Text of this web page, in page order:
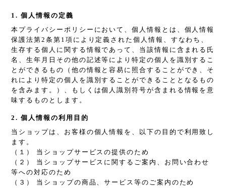
1. 個人情報の定義
本プライバシーポリシーにおいて、個人情報とは、個人情報
保護法第2条第1項により定義された個人情報、すなわち、
生存する個人に関する情報であって、当該情報に含まれる氏
名、生年月日その他の記述等により特定の個人を識別するこ
とができるもの（他の情報と容易に照合することができ、そ
れにより特定の個人を識別することができることとなるもの
を含みます。）、もしくは個人識別符号が含まれる情報を意
味するものとします。
2. 個人情報の利用目的
当ショップは、お客様の個人情報を、以下の目的で利用致し
ます。
（１） 当ショップサービスの提供のため
（２） 当ショップサービスに関するご案内、お問い合わせ
等への対応のため
（３） 当ショップの商品、サービス等のご案内のため